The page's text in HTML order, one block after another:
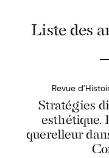
Liste des
Revue
Stratégies
esthétique.
querelleur